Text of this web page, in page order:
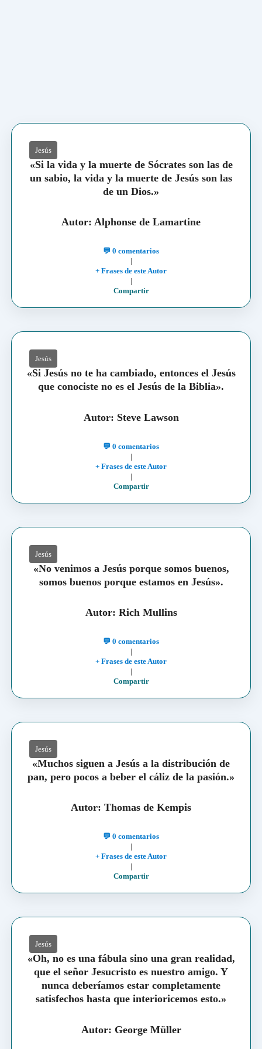
Jesús
«Si la vida y la muerte de Sócrates son las de
un sabio, la vida y la muerte de Jesús son las
de un Dios.»
Autor: Alphonse de Lamartine
💬 0 comentarios
|
+ Frases de este Autor
|
Compartir
Jesús
«Si Jesús no te ha cambiado, entonces el Jesús
que conociste no es el Jesús de la Biblia».
Autor: Steve Lawson
💬 0 comentarios
|
+ Frases de este Autor
|
Compartir
Jesús
«No venimos a Jesús porque somos buenos,
somos buenos porque estamos en Jesús».
Autor: Rich Mullins
💬 0 comentarios
|
+ Frases de este Autor
|
Compartir
Jesús
«Muchos siguen a Jesús a la distribución de
pan, pero pocos a beber el cáliz de la pasión.»
Autor: Thomas de Kempis
💬 0 comentarios
|
+ Frases de este Autor
|
Compartir
Jesús
«Oh, no es una fábula sino una gran realidad,
que el señor Jesucristo es nuestro amigo. Y
nunca deberíamos estar completamente
satisfechos hasta que interioricemos esto.»
Autor: George Müller